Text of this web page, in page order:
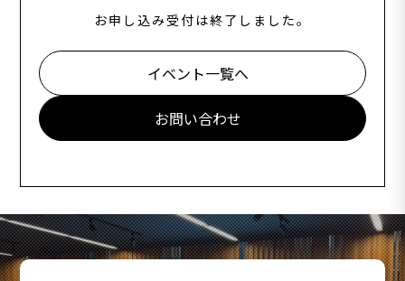
お申し込み受付は終了しました。
イベント一覧へ
お問い合わせ